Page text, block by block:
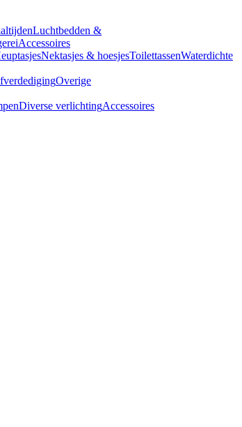
Luchtbedden &
Accessoires
Nektasjes & hoesjesToilettassenWaterdichte
Overige
Diverse verlichtingAccessoires